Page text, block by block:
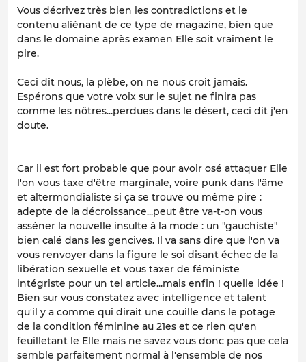
Vous décrivez très bien les contradictions et le
contenu aliénant de ce type de magazine, bien que
dans le domaine après examen Elle soit vraiment le
pire.
Ceci dit nous, la plèbe, on ne nous croit jamais.
Espérons que votre voix sur le sujet ne finira pas
comme les nôtres...perdues dans le désert, ceci dit j'en
doute.
Car il est fort probable que pour avoir osé attaquer Elle
l'on vous taxe d'être marginale, voire punk dans l'âme
et altermondialiste si ça se trouve ou même pire :
adepte de la décroissance...peut être va-t-on vous
asséner la nouvelle insulte à la mode : un "gauchiste"
bien calé dans les gencives. Il va sans dire que l'on va
vous renvoyer dans la figure le soi disant échec de la
libération sexuelle et vous taxer de féministe
intégriste pour un tel article...mais enfin ! quelle idée !
Bien sur vous constatez avec intelligence et talent
qu'il y a comme qui dirait une couille dans le potage
de la condition féminine au 21es et ce rien qu'en
feuilletant le Elle mais ne savez vous donc pas que cela
semble parfaitement normal à l'ensemble de nos